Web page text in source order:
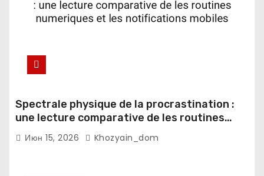
Spectrale physique de la procrastination :
une lecture comparative de les routines
numeriques et les notifications mobiles
Июн 15, 2026 Khozyain_dom